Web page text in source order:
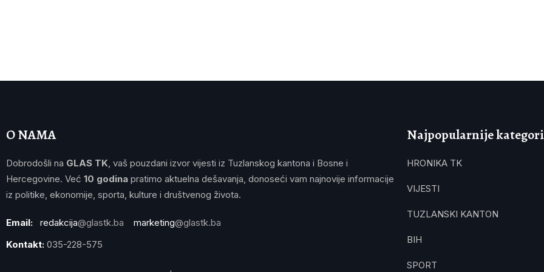
O NAMA
Dobrodošli na GLAS TK, vaš pouzdani izvor vijesti iz Tuzlanskog kantona i Bosne i
Hercegovine. Već 10 godina pratimo aktuelna dešavanja, donoseći vam najnovije informacije
iz politike, ekonomije, sporta, kulture i društvenog života.
Email: redakcija@glastk.ba marketing@glastk.ba
Kontakt: 035-228-575
Najpopularnije
HRONIKA TK
VIJESTI
TUZLANSKI KANTON
BIH
SPORT